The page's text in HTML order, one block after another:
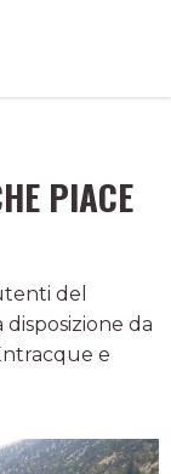
PIACE
del
da
e